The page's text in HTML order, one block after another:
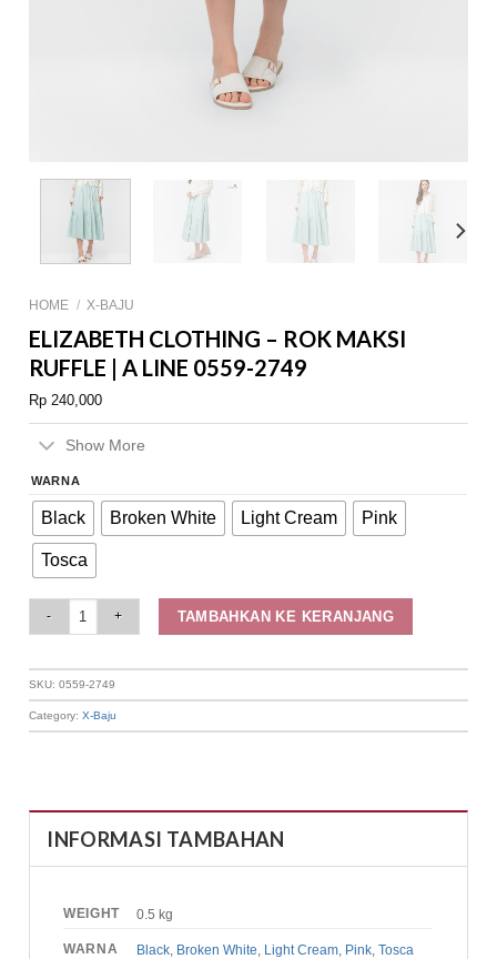
HOME / X-BAJU
ELIZABETH CLOTHING – ROK MAKSI
RUFFLE | A LINE 0559-2749
Rp 240,000
Show More
WARNA
Black Broken White Light Cream Pink
Tosca
TAMBAHKAN KE KERANJANG
SKU:0559-2749
Category:X-Baju
INFORMASI TAMBAHAN
WEIGHT 0.5 kg
WARNA Black Broken White Light Cream Pink ,Tosca